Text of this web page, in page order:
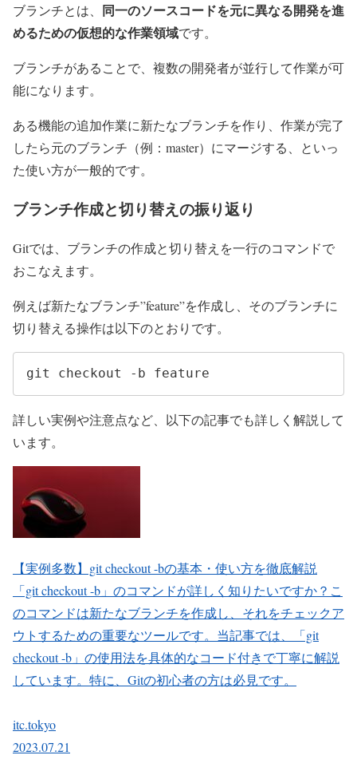
ブランチとは、 同一のソースコードを元に異なる開発を進
めるための仮想的な作業領域です。
ブランチがあることで、複数の開発者が並行して作業が可
能になります。
ある機能の追加作業に新たなブランチを作り、作業が完了
したら元のブランチ（例：master）にマージする、といっ
た使い方が一般的です。
ブランチ作成と切り替えの振り返り
Gitでは、ブランチの作成と切り替えを一行のコマンドで
おこなえます。
例えば新たなブランチ”feature”を作成し、そのブランチに
切り替える操作は以下のとおりです。
git checkout -b feature
詳しい実例や注意点など、以下の記事でも詳しく解説して
います。
【実例多数】git checkout -bの基本・使い方を徹底解説
「git checkout -b」のコマンドが詳しく知りたいですか？こ
のコマンドは新たなブランチを作成し、それをチェックア
ウトするための重要なツールです。当記事では、「git
checkout -b」の使用法を具体的なコード付きで丁寧に解説
しています。特に、Gitの初心者の方は必見です。
itc.tokyo
2023.07.21